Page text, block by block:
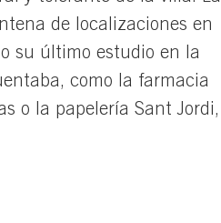
de localizaciones en
su último estudio en la
como la farmacia
o la papelería Sant Jordi,